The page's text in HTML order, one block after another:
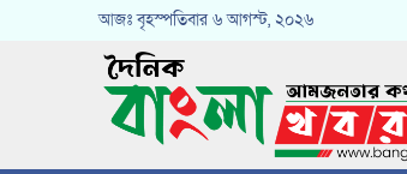
আজঃবৃহস্পতিবার ৬ আগস্ট, ২০২৬